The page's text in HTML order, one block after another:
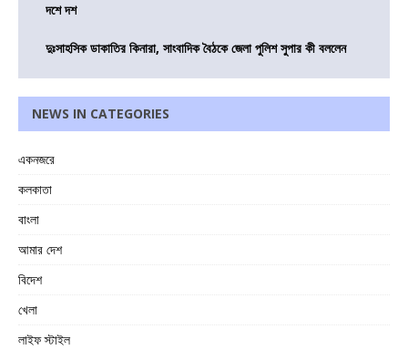
দশে দশ
দুঃসাহসিক ডাকাতির কিনারা, সাংবাদিক বৈঠকে জেলা পুলিশ সুপার কী বললেন
NEWS IN CATEGORIES
একনজরে
কলকাতা
বাংলা
আমার দেশ
বিদেশ
খেলা
লাইফ স্টাইল